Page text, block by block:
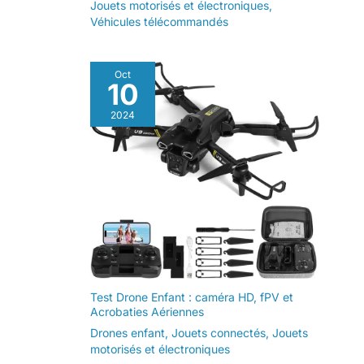
Jouets motorisés et électroniques,
Véhicules télécommandés
Oct
10
2024
Test Drone Enfant : caméra HD, fPV et
Acrobaties Aériennes
Drones enfant, Jouets connectés, Jouets
motorisés et électroniques